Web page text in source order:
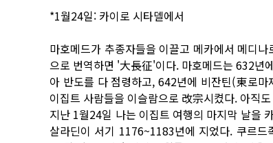
*1월24일: 카이로 시타델에서
마호메드가 추종자들을 이끌고 메카에서 메디
으로 번역하면 '大長征'이다. 마호메드는 632년
아 반도를 다 점령하고, 642년에 비잔틴(東로
이집트 사람들을 이슬람으로 改宗시켰다. 아직
지난 1월24일 나는 이집트 여행의 마지막 날을
살라딘이 서기 1176~1183년에 지었다. 쿠르